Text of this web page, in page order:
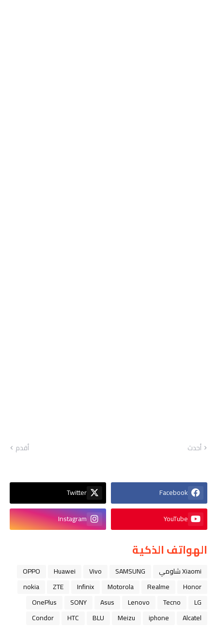
أحدث أقدم
Facebook
Twitter
YouTube
Instagram
الهواتف الذكية
Xiaomi شاومي SAMSUNG
Vivo
Huawei
OPPO
Honor
Realme
Motorola
Infinix
ZTE
nokia
LG
Tecno
Lenovo
Asus
SONY
OnePlus
Alcatel
iphone
Meizu
BLU
HTC
Condor